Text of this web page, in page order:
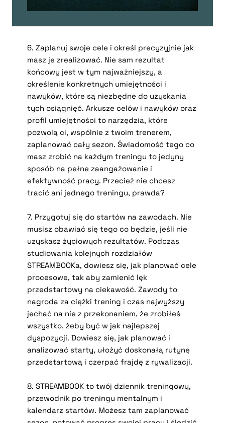
6. Zaplanuj swoje cele i określ precyzyjnie jak
masz je zrealizować. Nie sam rezultat
końcowy jest w tym najważniejszy, a
określenie konkretnych umiejętności i
nawyków, które są niezbędne do uzyskania
tych osiągnięć. Arkusze celów i nawyków oraz
profil umiejętności to narzędzia, które
pozwolą ci, wspólnie z twoim trenerem,
zaplanować cały sezon. Świadomość tego co
masz zrobić na każdym treningu to jedyny
sposób na pełne zaangażowanie i
efektywność pracy. Przecież nie chcesz
tracić ani jednego treningu, prawda?
7. Przygotuj się do startów na zawodach. Nie
musisz obawiać się tego co będzie, jeśli nie
uzyskasz życiowych rezultatów. Podczas
studiowania kolejnych rozdziałów
STREAMBOOKa, dowiesz się, jak planować cele
procesowe, tak aby zamienić lęk
przedstartowy na ciekawość. Zawody to
nagroda za ciężki trening i czas najwyższy
jechać na nie z przekonaniem, że zrobiłeś
wszystko, żeby być w jak najlepszej
dyspozycji. Dowiesz się, jak planować i
analizować starty, ułożyć doskonałą rutynę
przedstartową i czerpać frajdę z rywalizacji.
8. STREAMBOOK to twój dziennik treningowy,
przewodnik po treningu mentalnym i
kalendarz startów. Możesz tam zaplanować